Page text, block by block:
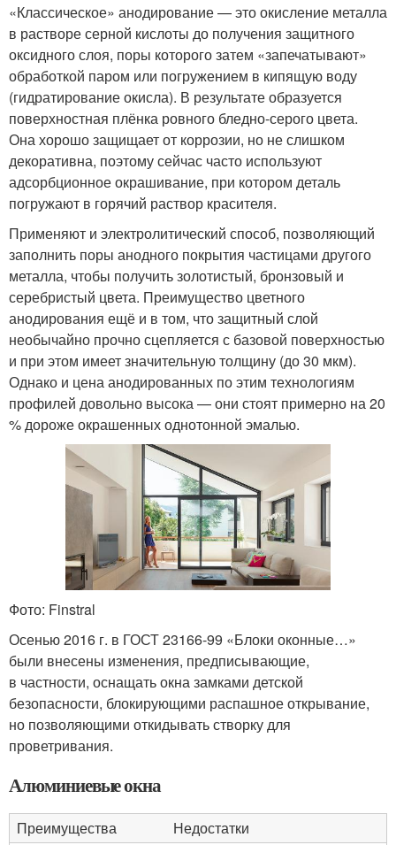
«Классическое» анодирование — это окисление металла
в растворе серной кислоты до получения защитного
оксидного слоя, поры которого затем «запечатывают»
обработкой паром или погружением в кипящую воду
(гидратирование окисла). В результате образуется
поверхностная плёнка ровного бледно-серого цвета.
Она хорошо защищает от коррозии, но не слишком
декоративна, поэтому сейчас часто используют
адсорбционное окрашивание, при котором деталь
погружают в горячий раствор красителя.
Применяют и электролитический способ, позволяющий
заполнить поры анодного покрытия частицами другого
металла, чтобы получить золотистый, бронзовый и
серебристый цвета. Преимущество цветного
анодирования ещё и в том, что защитный слой
необычайно прочно сцепляется с базовой поверхностью
и при этом имеет значительную толщину (до 30 мкм).
Однако и цена анодированных по этим технологиям
профилей довольно высока — они стоят примерно на 20
% дороже окрашенных однотонной эмалью.
Фото: Finstral
Осенью 2016 г. в ГОСТ 23166-99 «Блоки оконные…»
были внесены изменения, предписывающие,
в частности, оснащать окна замками детской
безопасности, блокирующими распашное открывание,
но позволяющими откидывать створку для
проветривания.
Алюминиевые окна
Преимущества
Недостатки